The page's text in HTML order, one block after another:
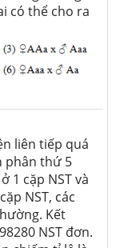
có thể cho ra
liên tiếp quá
phân thứ 5
1 cặp NST và
NST, các
Kết
NST đơn.